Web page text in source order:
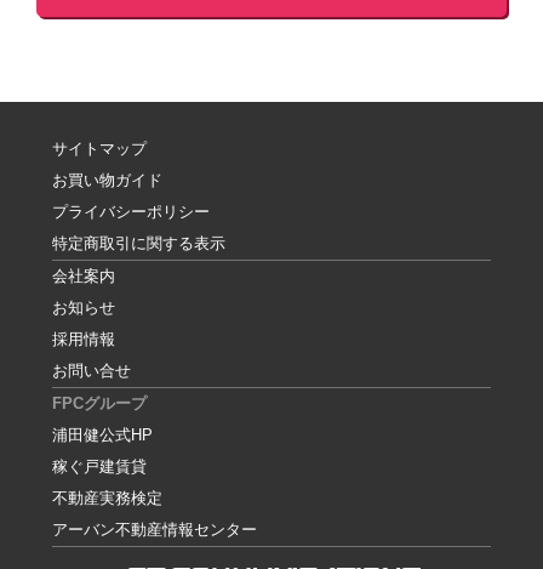
サイトマップ
お買い物ガイド
プライバシーポリシー
特定商取引に関する表示
会社案内
お知らせ
採用情報
お問い合せ
FPCグループ
浦田健公式HP
稼ぐ戸建賃貸
不動産実務検定
アーバン不動産情報センター